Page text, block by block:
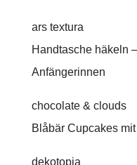
ars textura
Handtasche häkeln
Anfängerinnen
chocolate & clouds
Blåbär Cupcakes
dekotopia